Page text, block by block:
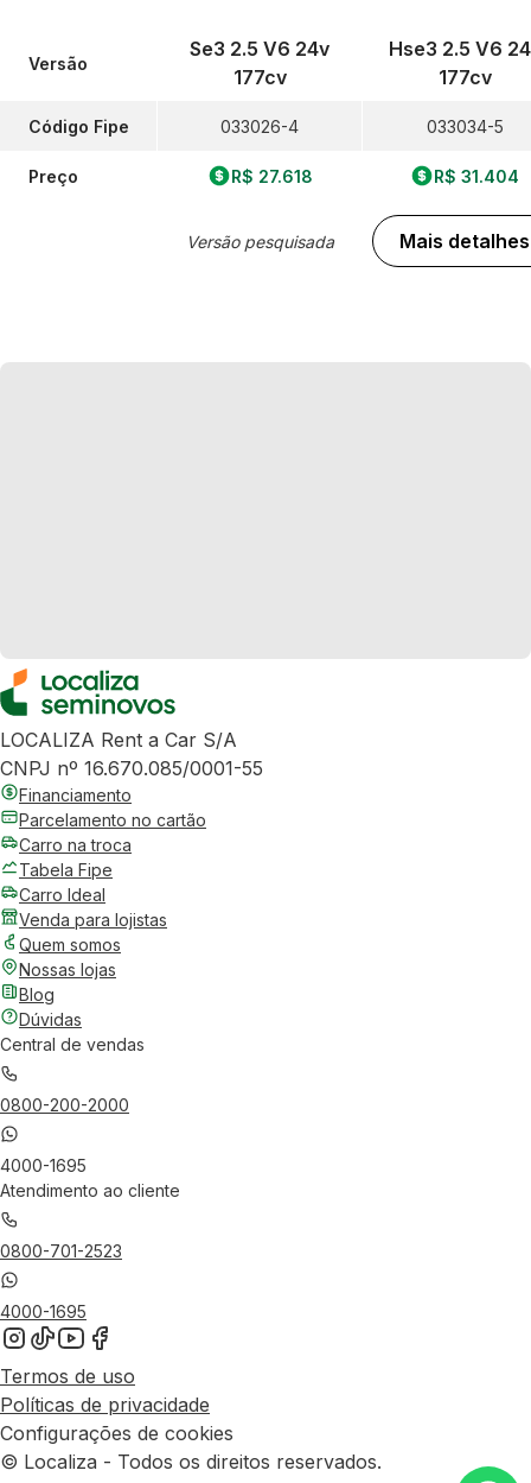
Versão
Código Fipe
Preço
Se3 2.5 V6 24v
177cv
033026-4
R$ 27.618
Versão pesquisada
Hse3 2.5 V6
177cv
033034-5
R$ 31.404
Mais detalhes
LOCALIZA Rent a Car S/A
CNPJ nº 16.670.085/0001-55
Financiamento
Parcelamento no cartão
Carro na troca
Tabela Fipe
Carro Ideal
Venda para lojistas
Quem somos
Nossas lojas
Blog
Dúvidas
Central de vendas
0800-200-2000
4000-1695
Atendimento ao cliente
0800-701-2523
4000-1695
Termos de uso
Políticas de privacidade
Configurações de cookies
© Localiza - Todos os direitos reservados.